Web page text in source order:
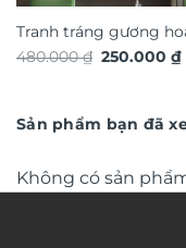
Tranh tráng gương
nghệ thuật TG4911S
480.000₫ Giá
250.000₫
Sản phẩm bạn đã
Không có sản